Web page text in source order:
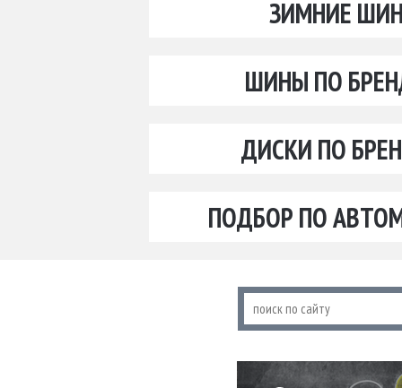
ЗИМНИЕ
ШИНЫ ПО
ДИСКИ ПО
ПОДБОР ПО